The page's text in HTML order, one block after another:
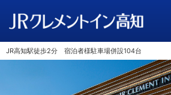
JRクレメントイン高知
JR高知駅徒歩2分 宿泊者様駐車場併設104台